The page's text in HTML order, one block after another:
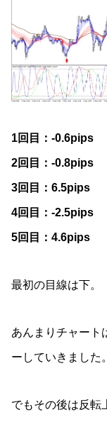
1回目：-0.6pips
2回目：-0.8pips
3回目：6.5pips
4回目：-2.5pips
5回目：4.6pips
最初の目線は下。
あんまりチャート
ーしていきました。
でもその後は反転